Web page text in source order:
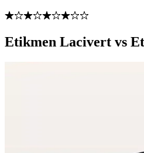
Etikmen Lacivert vs